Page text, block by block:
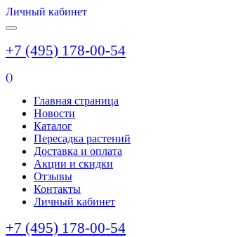
Личный кабинет
+7 (495) 178-00-54
()
Главная страница
Новости
Каталог
Пересадка растений
Доставка и оплата
Акции и скидки
Отзывы
Контакты
Личный кабинет
+7 (495) 178-00-54